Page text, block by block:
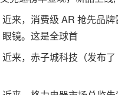
，消费级 AR 抢先品牌
镜。这是全球首
，赤子城科技（发布了